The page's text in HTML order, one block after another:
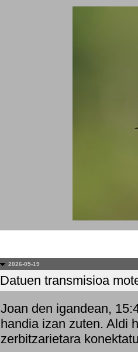
2026-05-19
Datuen transmisioa
Joan den igandean,
handia izan zuten. Aldi
zerbitzarietara